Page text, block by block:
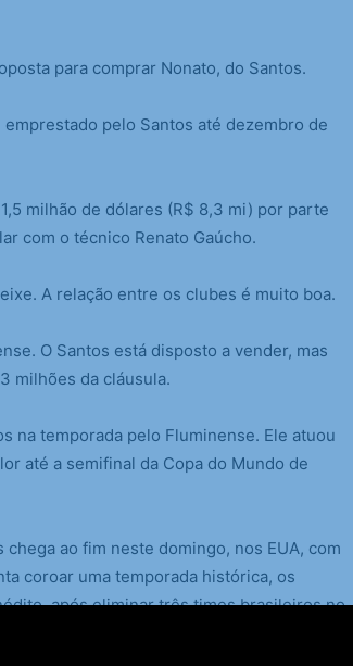
para comprar Nonato, do Santos.
pelo Santos até dezembro de
milhão de dólares (R$ 8,3 mi) por parte
com o técnico Renato Gaúcho.
A relação entre os clubes é muito boa.
O Santos está disposto a vender, mas
milhões da cláusula.
na temporada pelo Fluminense. Ele atuou
até a semifinal da Copa do Mundo de
ao fim neste domingo, nos EUA, com
coroar uma temporada histórica, os
após eliminar três times brasileiros no